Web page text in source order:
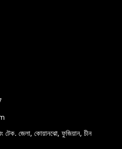
টেক. জেলা, কোয়ানঝো, ফুজিয়ান, চীন